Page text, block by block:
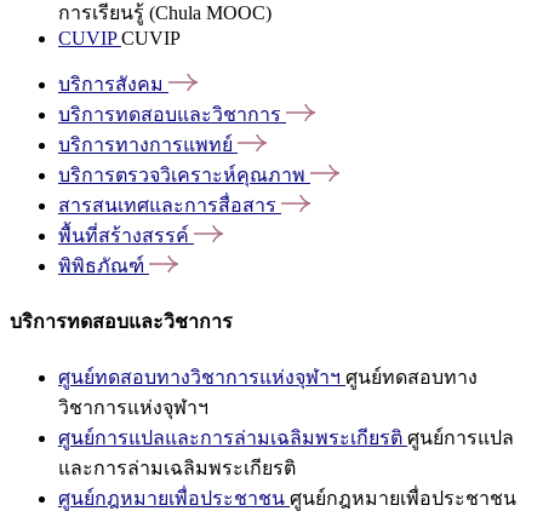
การเรียนรู้ (Chula MOOC)
CUVIPCUVIP
บริการสังคม
บริการทดสอบและวิชาการ
บริการทางการแพทย์
บริการตรวจวิเคราะห์คุณภาพ
สารสนเทศและการสื่อสาร
พื้นที่สร้างสรรค์
พิพิธภัณฑ์
บริการทดสอบและวิชาการ
ศูนย์ทดสอบทางวิชาการแห่งจุฬาฯ ศูนย์ทดสอบทาง
วิชาการแห่งจุฬาฯ
ศูนย์การแปลและการล่ามเฉลิมพระเกียรติ ศูนย์การแปล
และการล่ามเฉลิมพระเกียรติ
ศูนย์กฎหมายเพื่อประชาชน ศูนย์กฎหมายเพื่อประชาชน